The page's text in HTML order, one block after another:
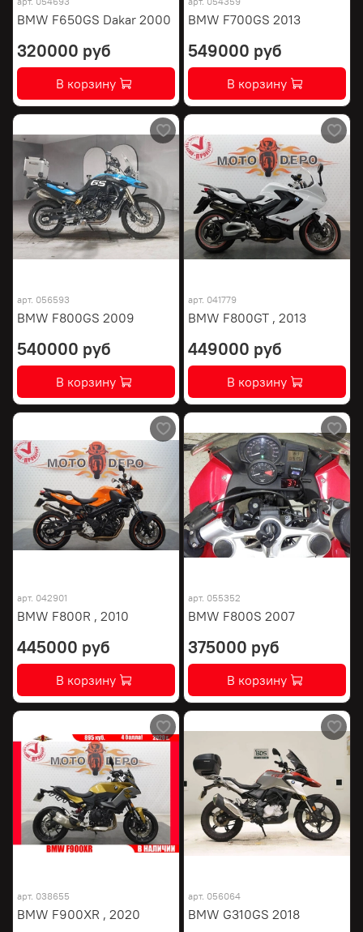
BMW F650GS Dakar 2000
320000 руб
В корзину
BMW F700GS 2013
549000 руб
В корзину
арт. 056593
BMW F800GS 2009
540000 руб
В корзину
арт. 041779
BMW F800GT , 2013
449000 руб
В корзину
арт. 042901
BMW F800R , 2010
445000 руб
В корзину
арт. 055352
BMW F800S 2007
375000 руб
В корзину
арт. 038655
BMW F900XR , 2020
арт. 056064
BMW G310GS 2018